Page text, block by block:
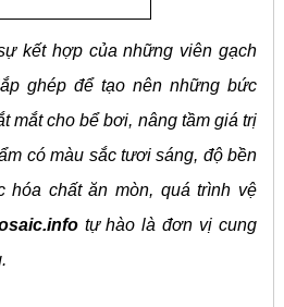
kết hợp của những viên gạch
ghép để tạo nên những bức
mắt cho bể bơi, nâng tầm giá trị
có màu sắc tươi sáng, độ bền
hóa chất ăn mòn, quá trình vệ
tự hào là đơn vị cung